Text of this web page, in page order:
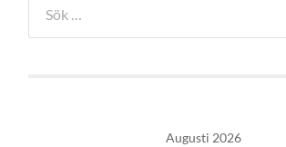
efter:
Augusti 2026